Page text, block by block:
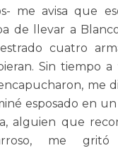
me avisa que
de llevar a
cuatro
Sin tiempo a
me
esposado en un
alguien que
me